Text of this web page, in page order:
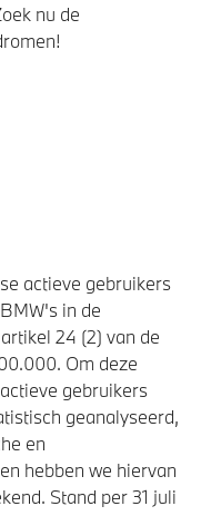
nu de
actieve gebruikers
in de
24 (2) van de
Om deze
gebruikers
geanalyseerd,
en
hebben we hiervan
Stand per 31 juli